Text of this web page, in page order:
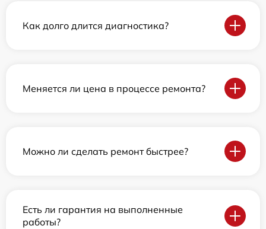
Как долго длится диагностика?
Меняется ли цена в процессе ремонта?
Можно ли сделать ремонт быстрее?
Есть ли гарантия на выполненные
работы?